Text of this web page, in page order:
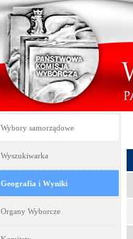
Wybory samorządowe
Wyszukiwarka
Geografia i Wyniki
Organy Wyborcze